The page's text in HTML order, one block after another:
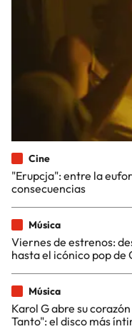
Cine
"Erupcja": entre la
consecuencias
Música
Viernes de estrenos:
hasta el icónico pop de
Música
Karol G abre su
Tanto": el disco más